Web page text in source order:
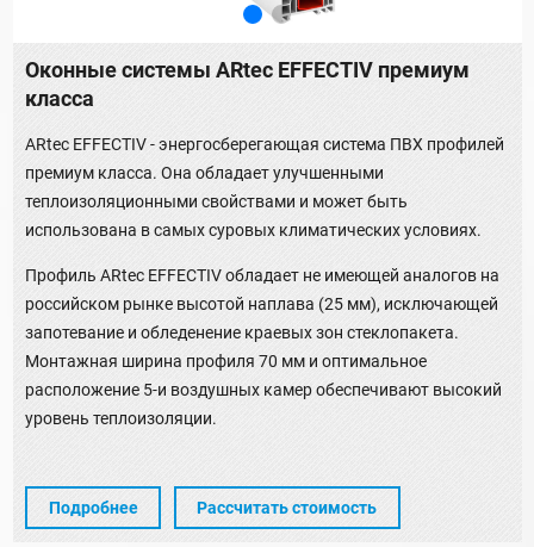
Оконные системы ARtec EFFECTIV премиум
класса
ARtec EFFECTIV - энергосберегающая система ПВХ профилей
премиум класса. Она обладает улучшенными
теплоизоляционными свойствами и может быть
использована в самых суровых климатических условиях.
Профиль ARtec EFFECTIV обладает не имеющей аналогов на
российском рынке высотой наплава (25 мм), исключающей
запотевание и обледенение краевых зон стеклопакета.
Монтажная ширина профиля 70 мм и оптимальное
расположение 5-и воздушных камер обеспечивают высокий
уровень теплоизоляции.
Подробнее Рассчитать стоимость